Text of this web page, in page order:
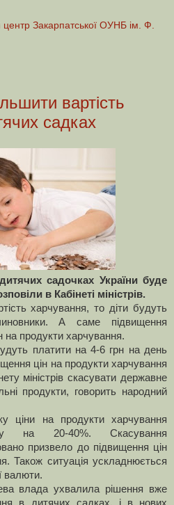
Закарпатської ОУНБ ім. Ф.
вартість
садках
садочках України буде
в Кабінеті міністрів.
харчування, то діти будуть
А саме підвищення
на продукти харчування.
платити на 4-6 грн на день
цін на продукти харчування
міністрів скасувати державне
продукти, говорить народний
ціни на продукти харчування
на 20-40%. Скасування
призвело до підвищення цін
Також ситуація ускладнюється
валюти.
влада ухвалила рішення вже